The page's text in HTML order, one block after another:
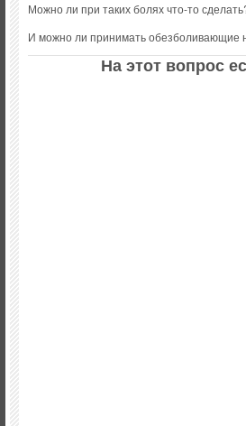
Можно ли при таких болях что-то
И можно ли принимать обезболивающие
На этот вопрос